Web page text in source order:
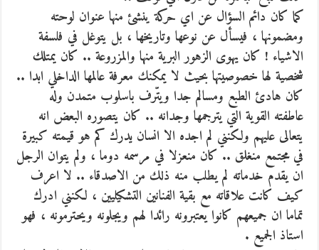
كما كان دائم السؤال عن اي حركة ينشئ منها عنوان لوحته
ومضمونها ، فيسأل عن نوعها وتاريخها ، بل يتوغل في فلسفة
الاشياء ! كان يهوى الزهور البرية منها والمزروعة .. كان يمتلك
شخصية لها خصوصيتها بحيث لا يمكنك معرفة عالمها الداخلي ابدا ..
كان هادئ الطبع ومسالم جدا ويتّرف باسلوب متمدن وله
عاطفته القوية التي يترجمها وجدانه .. كان يتصوره البعض انه
يتعالى عليهم ولكنني لم اجده الا انسان يدرك كم هو قيمته كبيرة
في مجتمع منغلق .. كان منعزلا في مرسمه دوما ، ولم يتوان الرجل
ان يقدم خدماته لم يطلب منه ذلك من الاصدقاء .. لا اعرف
كيف كانت علاقاته مع بقية الفنانين التشكيليين ، لكنني ادرك
تماما ان جميعهم كانوا يعتبرونه رائدا لهم ويجلونه ويحترمونه ، فهو
استاذ الجميع .